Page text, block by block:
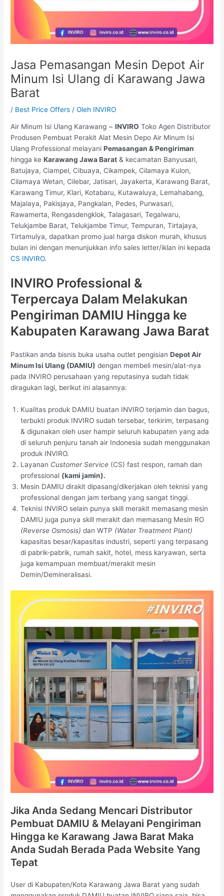
Jasa Pemasangan Mesin Depot Air
Minum Isi Ulang di Karawang Jawa
Barat
/ Best Price Offers / Oleh INVIRO
Air Minum Isi Ulang Karawang ~INVIRO Toko Agen Distributor
Produsen Pembuat Perakit Alat Mesin Depo Air Minum Isi
Ulang Professional melayaniPemasangan & Pengiriman
hingga keKarawang Jawa Barat & kecamatan Banyusari,
Batujaya, Ciampel, Cibuaya, Cikampek, Cilamaya Kulon,
Cilamaya Wetan, Cilebar, Jatisari, Jayakerta, Karawang Barat,
Karawang Timur, Klari, Kotabaru, Kutawaluya, Lemahabang,
Majalaya, Pakisjaya, Pangkalan, Pedes, Purwasari,
Rawamerta, Rengasdengklok, Talagasari, Tegalwaru,
Telukjambe Barat, Telukjambe Timur, Tempuran, Tirtajaya,
Tirtamulya, dapatkan promo jual harga diskon murah, khusus
bulan ini dengan menunjukkan info sales letter/iklan ini kepada
CS INVIRO.
INVIRO Professional &
Terpercaya Dalam Melakukan
Pengiriman DAMIU Hingga ke
Kabupaten Karawang Jawa Barat
Pastikan anda bisnis buka usaha outlet pengisianDepot Air
Minum Isi Ulang (DAMIU) dengan membeli mesin/alat-nya
pada INVIRO perusahaan yang reputasinya sudah tidak
diragukan lagi, berikut ini alasannya:
Kualitas produk DAMIU buatan INVIRO terjamin dan bagus,
terbukti produk INVIRO sudah tersebar, terkirim, terpasang
& digunakan oleh user hampir seluruh kabupaten yang ada
di seluruh penjuru tanah air Indonesia sudah menggunakan
produk INVIRO.
Layanan Customer Service (CS) fast respon, ramah dan
professional (kami jamin).
Mesin DAMIU dirakit dipasang/dikerjakan oleh teknisi yang
professional dengan jam terbang yang sangat tinggi.
Teknisi INVIRO selain punya skill merakit memasang mesin
DAMIU juga punya skill merakit dan memasang Mesin RO
(Reverse Osmosis) dan WTP (Water Treatment Plant)
kapasitas besar/kapasitas industri, seperti yang terpasang
di pabrik-pabrik, rumah sakit, hotel, mess karyawan, serta
juga kemampuan membuat/merakit mesin
Demin/Demineralisasi.
Jika Anda Sedang Mencari Distributor
Pembuat DAMIU & Melayani Pengiriman
Hingga ke Karawang Jawa Barat Maka
Anda Sudah Berada Pada Website Yang
Tepat
User di Kabupaten/Kota Karawang Jawa Barat yang sudah